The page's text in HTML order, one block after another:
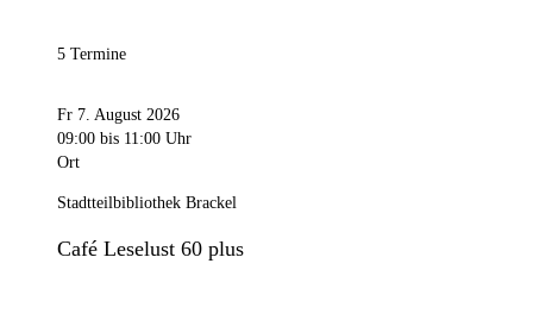
5 Termine
Fr 7. August 2026
09:00 bis 11:00 Uhr
Ort
Stadtteilbibliothek Brackel
Café Leselust 60 plus